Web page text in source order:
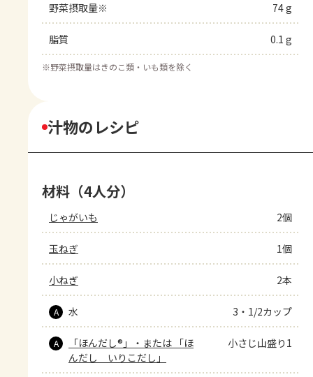
野菜摂取量※ 74 g
脂質 0.1 g
※野菜摂取量はきのこ類・いも類を除く
汁物のレシピ
材料（4人分）
じゃがいも 2個
玉ねぎ 1個
小ねぎ 2本
A 水 3・1/2カップ
A
「ほんだし®」・または 「ほ
んだし　いりこだし」
小さじ山盛り1